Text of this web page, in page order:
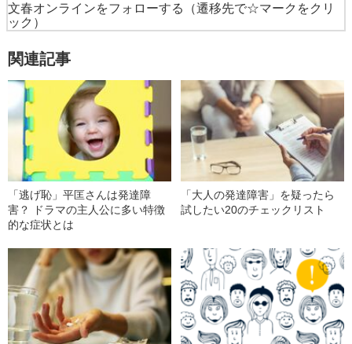
文春オンラインをフォローする
（遷移先で☆マークをクリ
ック）
関連記事
「逃げ恥」平匡さんは発達障
害？ ドラマの主人公に多い特徴
的な症状とは
「大人の発達障害」を疑ったら
試したい20のチェックリスト